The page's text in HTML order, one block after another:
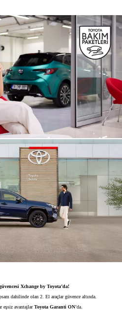
Xchange by Toyota’da!
dahilinde olan 2. El araçlar güvence altında.
eşsiz avantajlarToyota Garanti ON’da.